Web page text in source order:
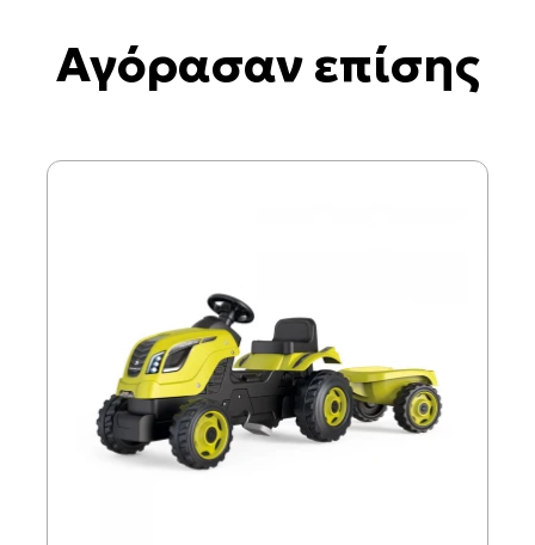
Αγόρασαν επίσης